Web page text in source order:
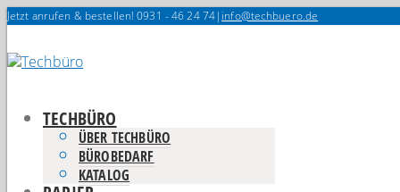
Jetzt anrufen & bestellen! 0931 - 46 24 74| info@techbuero.de
TECHBÜRO
ÜBER TECHBÜRO
BÜROBEDARF
KATALOG